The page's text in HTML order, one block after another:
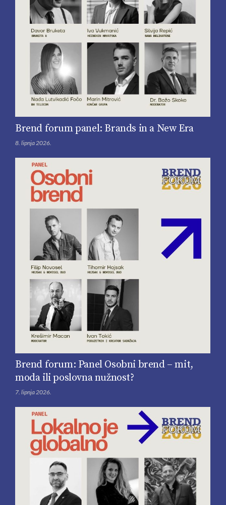
Brend forum panel: Brands in a New Era
8. lipnja 2026.
Brend forum: Panel Osobni brend – mit,
moda ili poslovna nužnost?
7. lipnja 2026.